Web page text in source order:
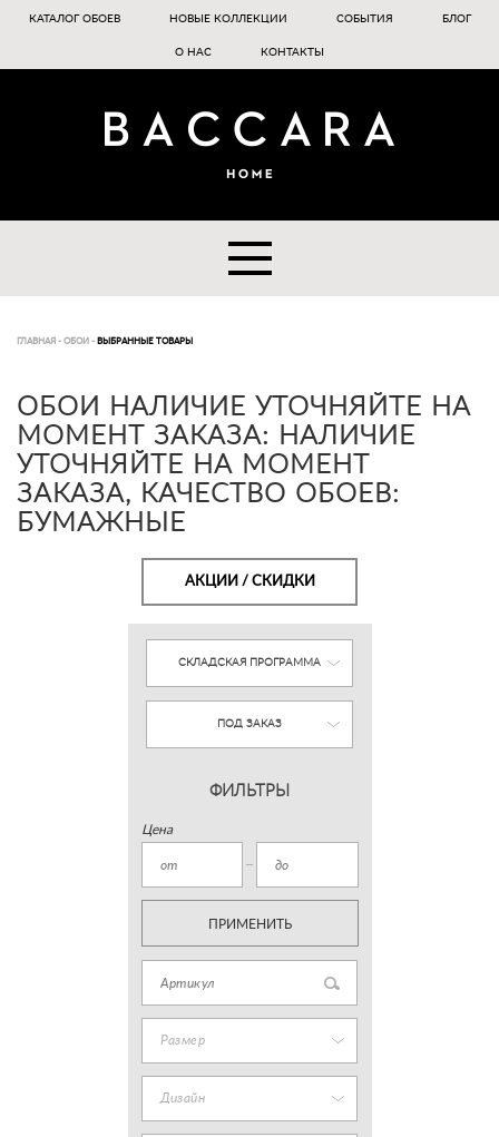
КАТАЛОГ ОБОЕВ НОВЫЕ КОЛЛЕКЦИИ СОБЫТИЯ БЛОГ
О НАС КОНТАКТЫ
ГЛАВНАЯ - ОБОИ - ВЫБРАННЫЕ ТОВАРЫ
ОБОИ НАЛИЧИЕ УТОЧНЯЙТЕ НА
МОМЕНТ ЗАКАЗА: НАЛИЧИЕ
УТОЧНЯЙТЕ НА МОМЕНТ
ЗАКАЗА, КАЧЕСТВО ОБОЕВ:
БУМАЖНЫЕ
АКЦИИ / СКИДКИ
СКЛАДСКАЯ ПРОГРАММА
ПОД ЗАКАЗ
ФИЛЬТРЫ
Цена
ПРИМЕНИТЬ
Размер
Дизайн